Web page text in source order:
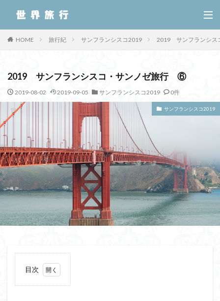
HOME 旅行紀 サンフランシスコ2019 2019 サンフランシ
2019 サンフランシスコ・サンノゼ旅行 ⑥
2019-08-02 2019-09-05 サンフランシスコ2019 0件
サンフランシスコ2019
目次